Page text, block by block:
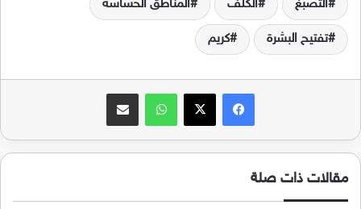
التصبغ الكلف المناطق الحساسة
تفتيح البشرة كريم
فيسبوك‫X واتساب مشاركة عبر البريد
مقالات ذات صلة